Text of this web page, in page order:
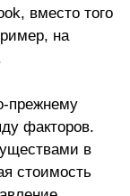
вместо того
на
прежнему
факторов.
в
стоимость